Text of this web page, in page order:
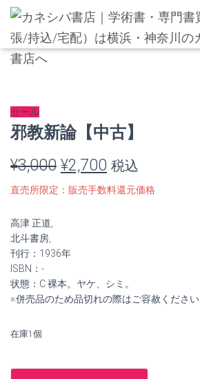
セール
邪教新論【中古】
¥3,000 元
の
¥3,000
た。
¥2,700 現
在
は
す。
税込
直売所限定：販売手数料還元価格
高津 正道,
北斗書房,
刊行：1936年
ISBN：-
状態：C 裸本。ヤケ、シミ。
※併売品のため品切れの際はご容赦ください
在庫1個
邪